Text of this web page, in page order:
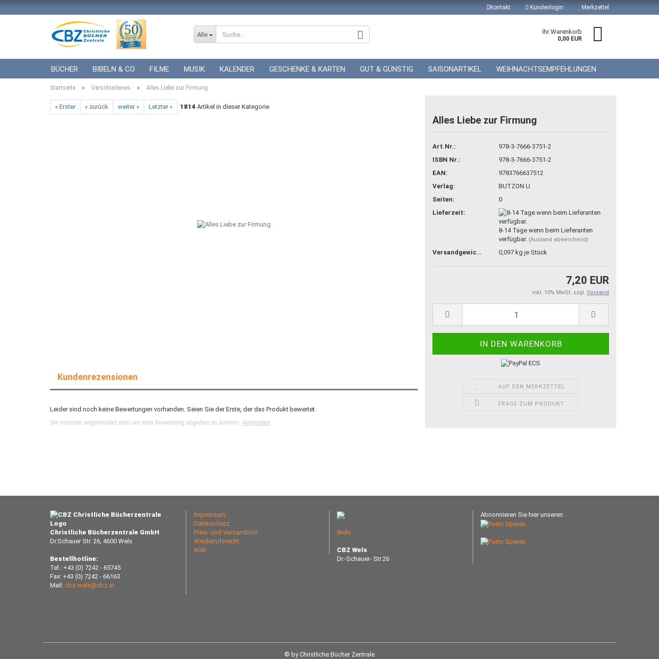
Kontakt Kundenlogin
Konto erstellen
Passwort vergessen?
Merkzettel
Alle Ihr Warenkorb
0,00 EUR
BÜCHER BIBELN & CO FILME MUSIK KALENDER GESCHENKE & KARTEN GUT & GÜNSTIG SAISONARTIKEL WEIHNACHTSEMPFEHLUNGEN
ICF BÜCHER VERSCHIEDENES GESCHENKE ZUR HOCHZEIT
Startseite » Verschiedenes » Alles Liebe zur Firmung
« Erster « zurück weiter » Letzter » 1814 Artikel in dieser Kategorie
Alles Liebe zur Firmung
Art.Nr.:
978-3-7666-3751-2
ISBN Nr.:
978-3-7666-3751-2
EAN:
9783766637512
Verlag:
BUTZON U.
Seiten:
0
Lieferzeit:
8-14 Tage wenn beim Lieferanten
verfügbar. (Ausland abweichend)
Versandgewicht: 0,097 kg je Stück
7,20 EUR
inkl. 10% MwSt. zzgl. Versand
AUF DEN MERKZETTEL
FRAGE ZUM PRODUKT
Kundenrezensionen
Leider sind noch keine Bewertungen vorhanden. Seien Sie der Erste, der das Produkt bewertet.
Sie müssen angemeldet sein um eine Bewertung abgeben zu können. Anmelden
Christliche Bücherzentrale GmbH
Dr.Schauer Str. 26, 4600 Wels
Bestellhotline:
Tel.: +43 (0) 7242 - 65745
Fax: +43 (0) 7242 - 66163
Mail: cbz-wels@cbz.at
Impressum
Datenschutz
Preis- und Versandinfo
Wiederrufsrecht
AGB
Wels
CBZ Wels
Dr.-Schauer- Str.26
Abnonnieren Sie hier unseren
© by Christliche Bücher Zentrale